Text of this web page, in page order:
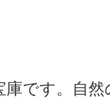
庫です。自